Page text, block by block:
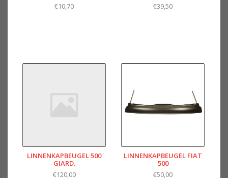
€10,70
€39,50
LINNENKAPBEUGEL 500
GIARD.
€120,00
LINNENKAPBEUGEL FIAT
500
€50,00